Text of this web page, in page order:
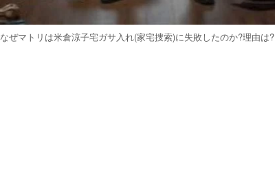
なぜマトリは米倉涼子宅ガサ入れ(家宅捜索)に失敗したのか?理由は?